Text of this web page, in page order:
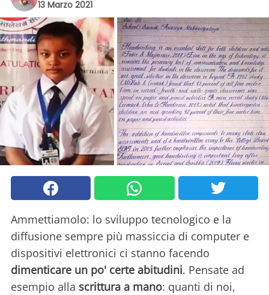
13 Marzo 2021
Ammettiamolo: lo sviluppo tecnologico e la
diffusione sempre più massiccia di computer e
dispositivi elettronici ci stanno facendo
dimenticare un po' certe abitudini. Pensate ad
esempio alla scrittura a mano: quanti di noi,